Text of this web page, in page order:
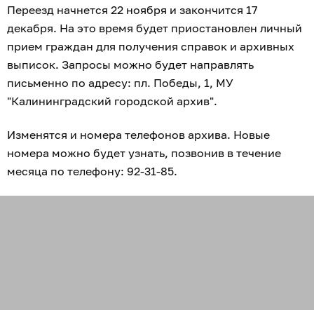
Переезд начнется 22 ноября и закончится 17
декабря. На это время будет приостановлен личный
прием граждан для получения справок и архивных
выписок. Запросы можно будет направлять
письменно по адресу: пл. Победы, 1, МУ
"Калининградский городской архив".
Изменятся и номера телефонов архива. Новые
номера можно будет узнать, позвонив в течение
месяца по телефону: 92-31-85.